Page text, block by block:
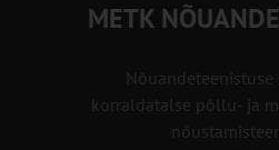
METK
korraldatalse põllu- ja